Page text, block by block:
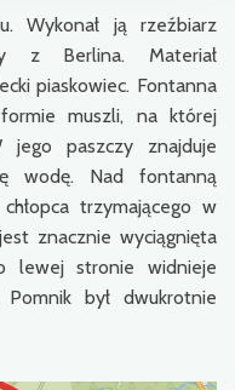
Wykonał ją rzeźbiarz
z Berlina. Materiał
piaskowiec. Fontanna
muszli, na której
paszczy znajduje
wodę. Nad fontanną
trzymającego w
znacznie wyciągnięta
lewej stronie widnieje
Pomnik był dwukrotnie